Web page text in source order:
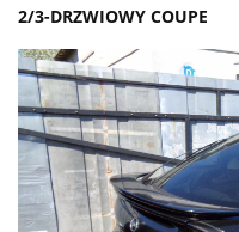
2/3-DRZWIOWY COUPE